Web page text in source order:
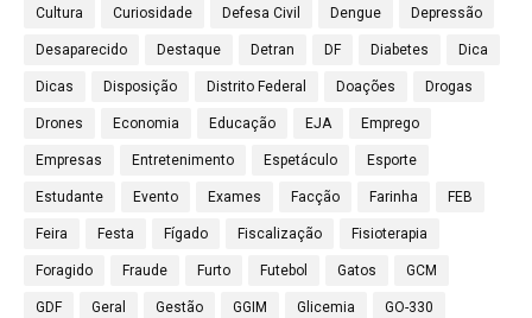
Cultura Curiosidade Defesa Civil Dengue Depressão
Desaparecido Destaque Detran DF Diabetes Dica
Dicas Disposição Distrito Federal Doações Drogas
Drones Economia Educação EJA Emprego
Empresas Entretenimento Espetáculo Esporte
Estudante Evento Exames Facção Farinha FEB
Feira Festa Fígado Fiscalização Fisioterapia
Foragido Fraude Furto Futebol Gatos GCM
GDF Geral Gestão GGIM Glicemia GO-330